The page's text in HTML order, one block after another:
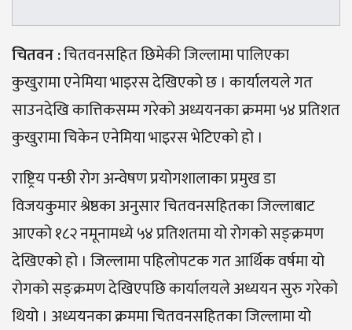
चितवन :चितवनसहित छिमेकी जिल्लामा पालिएका
कुखुरामा एनेमिया भाइरस देखिएको छ । कार्यालयले गत
साउनदेखि कात्तिकसम्म गरेको अध्ययनका क्रममा ५४ प्रतिशत
कुखुरामा चिकेन एनेमिया भाइरस भेटिएको हो ।
राष्ट्रिय पन्छी रोग अन्वेषण प्रयोगशालाका प्रमुख डा
विजयकुमार श्रेष्ठका अनुसार चितवनसहितका जिल्लाबाट
आएको १८२ नमूनामध्ये ५४ प्रतिशतमा यो रोगको सङ्क्रमण
देखिएको हो । जिल्लामा पहिलोपटक गत आर्थिक वर्षमा यो
रोगको सङ्क्रमण देखिएपछि कार्यालयले अध्ययन सुरु गरेको
थियो । अध्ययनका क्रममा चितवनसहितका जिल्लामा यो